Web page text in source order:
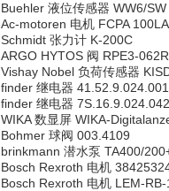
Buehler 液位传感器 WW6/
Ac-motoren 电机 FCPA
Schmidt 张力计 K-200C
ARGO HYTOS 阀 RPE3-
Vishay Nobel 负荷传感器
finder 继电器
finder 继电器
WIKA 数显屏 WIKA-
Bohmer 球阀 003.4109
brinkmann 潜水泵 TA400/
Bosch Rexroth 电机
Bosch Rexroth 电机 LEM-